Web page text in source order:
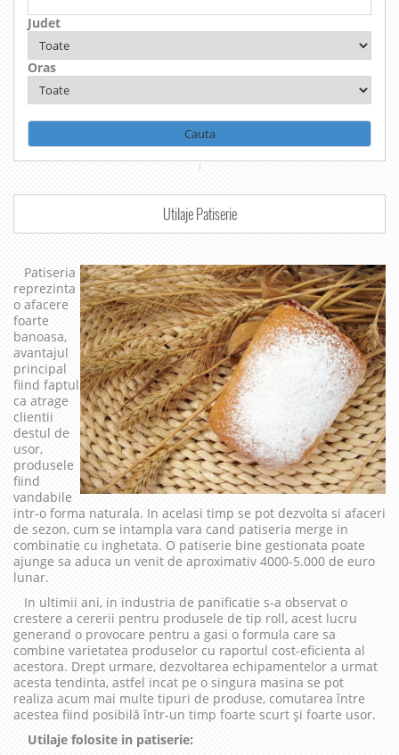
Judet
Oras
Utilaje Patiserie
Patiseria
reprezinta
o afacere
foarte
banoasa,
avantajul
principal
fiind faptul
ca atrage
clientii
destul de
usor,
produsele
fiind
vandabile
intr-o forma naturala. In acelasi timp se pot dezvolta si afaceri
de sezon, cum se intampla vara cand patiseria merge in
combinatie cu inghetata. O patiserie bine gestionata poate
ajunge sa aduca un venit de aproximativ 4000-5.000 de euro
lunar.
In ultimii ani, in industria de panificatie s-a observat o
crestere a cererii pentru produsele de tip roll, acest lucru
generand o provocare pentru a gasi o formula care sa
combine varietatea produselor cu raportul cost-eficienta al
acestora. Drept urmare, dezvoltarea echipamentelor a urmat
acesta tendinta, astfel incat pe o singura masina se pot
realiza acum mai multe tipuri de produse, comutarea între
acestea fiind posibilă într-un timp foarte scurt și foarte usor.
Utilaje folosite in patiserie: